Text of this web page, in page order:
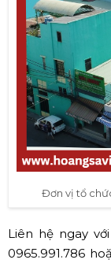
Đơn vị tổ
Liên hệ ngay
0965.991.786